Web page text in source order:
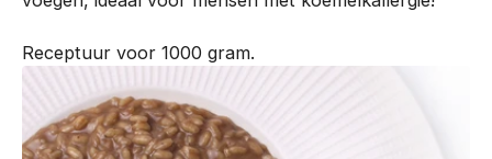
Receptuur voor 1000 gram.